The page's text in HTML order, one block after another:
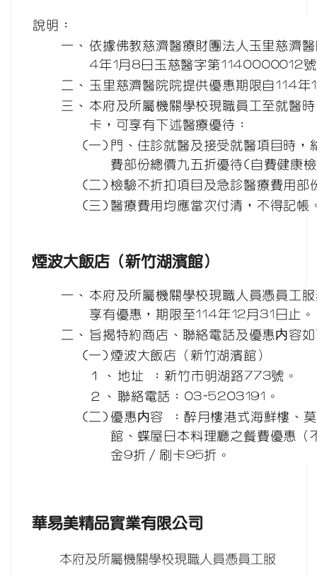
說明：
一、 依據佛教慈濟醫療財團法人玉里慈濟
4年1月8日玉慈醫字第1140000012
二、
玉里慈濟醫院院提供優惠期限自114年
三、 本府及所屬機關學校現職員工至就醫
卡，可享有下述醫療優待：
(一) 門、住診就醫及接受就醫項目時，
費部份總價九五折優待(自費健康
(二) 檢驗不折扣項目及急診醫療費用部
(三) 醫療費用均應當次付清，不得記帳
煙波大飯店（新竹湖濱館）
一、 本府及所屬機關學校現職人員憑員工
享有優惠，期限至114年12月31日止。
二、
旨揭特約商店、聯絡電話及優惠内容
(一) 煙波大飯店（新竹湖濱館）
１、 地址 ：新竹市明湖路773號。
２、
聯絡電話：03-5203191。
(二) 優惠内容 ：醉月樓港式海鮮樓、
館、蝶屋日本料理廳之餐費優惠（
金9折∕刷卡95折。
華易美精品實業有限公司
本府及所屬機關學校現職人員憑員工服